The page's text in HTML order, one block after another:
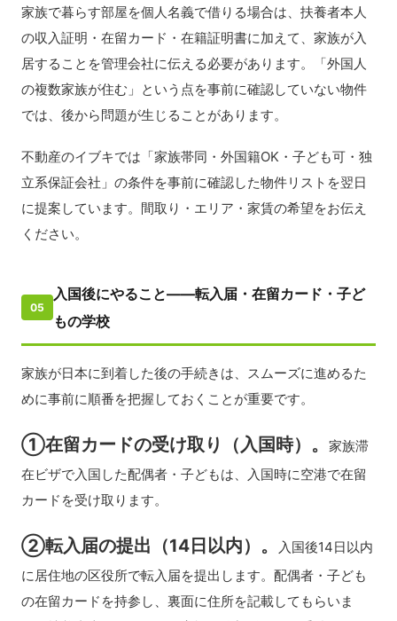
家族で暮らす部屋を個人名義で借りる場合は、扶養者本人
の収入証明・在留カード・在籍証明書に加えて、家族が入
居することを管理会社に伝える必要があります。「外国人
の複数家族が住む」という点を事前に確認していない物件
では、後から問題が生じることがあります。
不動産のイブキでは「家族帯同・外国籍OK・子ども可・独
立系保証会社」の条件を事前に確認した物件リストを翌日
に提案しています。間取り・エリア・家賃の希望をお伝え
ください。
05
入国後にやること——転入届・在留カード・子ど
もの学校
家族が日本に到着した後の手続きは、スムーズに進めるた
めに事前に順番を把握しておくことが重要です。
①在留カードの受け取り（入国時）。家族滞
在ビザで入国した配偶者・子どもは、入国時に空港で在留
カードを受け取ります。
②転入届の提出（14日以内）。
入国後14日以内
に居住地の区役所で転入届を提出します。配偶者・子ども
の在留カードを持参し、裏面に住所を記載してもらいま